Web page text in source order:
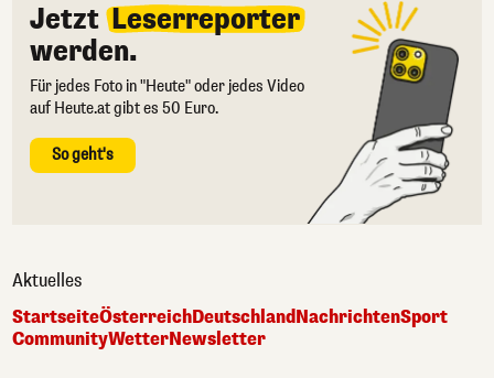
Jetzt Leserreporter
werden.
Für jedes Foto in "Heute" oder jedes Video
auf Heute.at gibt es 50 Euro.
So geht's
Aktuelles
StartseiteÖsterreichDeutschlandNachrichtenSport
CommunityWetterNewsletter